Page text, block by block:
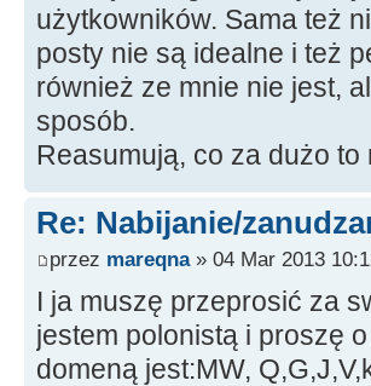
użytkowników. Sama też
posty nie są idealne i też
również ze mnie nie jest,
sposób.
Reasumują, co za dużo to
Re: Nabijanie/
przez mareqna» 04 Mar 2013
I ja muszę przeprosić za
jestem polonistą i proszę
domeną jest:MW,